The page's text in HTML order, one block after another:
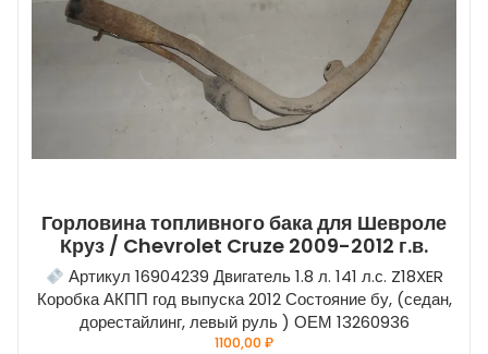
Горловина топливного бака для Шевроле
Круз / Chevrolet Cruze 2009-2012 г.в.
Артикул 16904239 Двигатель 1.8 л. 141 л.с. Z18XER
Коробка АКПП год выпуска 2012 Состояние бу, (седан,
дорестайлинг, левый руль ) ОЕМ 13260936
1100,00₽